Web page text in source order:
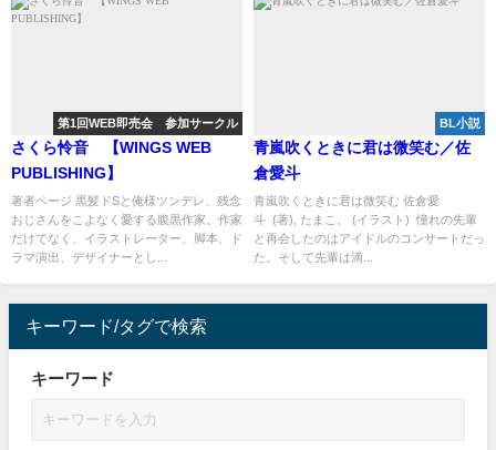
第1回WEB即売会 参加サークル
さくら怜音 【WINGS WEB
PUBLISHING】
著者ページ 黒髪ドSと俺様ツンデレ、残念
おじさんをこよなく愛する腹黒作家。作家
だけでなく、イラストレーター、脚本、ド
ラマ演出、デザイナーとし...
BL小説
青嵐吹くときに君は微笑む／佐
倉愛斗
青嵐吹くときに君は微笑む 佐倉愛
斗 (著), たまこ。 (イラスト) 憧れの先輩
と再会したのはアイドルのコンサートだっ
た。そして先輩は滴...
キーワード/タグで検索
キーワード